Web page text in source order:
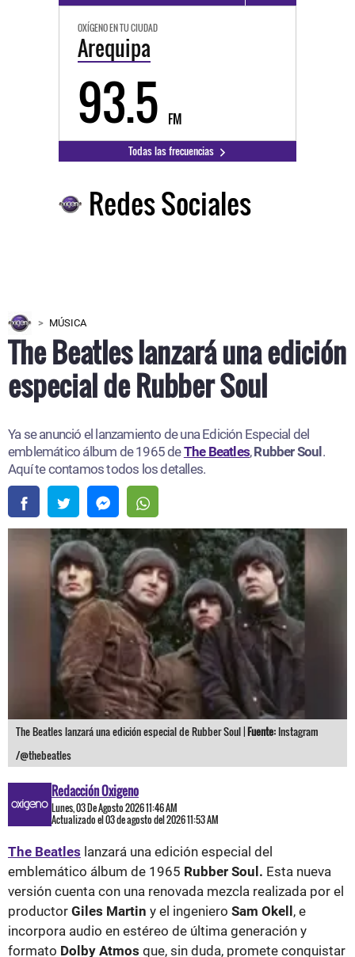
OXÍGENO EN TU CIUDAD
Arequipa
93.5 FM
Todas las frecuencias
Redes Sociales
MÚSICA
The Beatles lanzará una edición
especial de Rubber Soul
Ya se anunció el lanzamiento de una Edición Especial del
emblemático álbum de 1965 deThe Beatles,Rubber Soul .
Aquí te contamos todos los detalles.
The Beatles lanzará una edición especial de Rubber Soul |Fuente: Instagram
/@thebeatles
Redacción Oxigeno
Lunes, 03 De Agosto 2026 11:46 AM
Actualizado el 03 de agosto del 2026 11:53 AM
The Beatles lanzará una edición especial del
emblemático álbum de 1965 Rubber Soul. Esta nueva
versión cuenta con una renovada mezcla realizada por el
productor Giles Martin y el ingeniero Sam Okell , e
incorpora audio en estéreo de última generación y
formato Dolby Atmos que, sin duda, promete conquistar